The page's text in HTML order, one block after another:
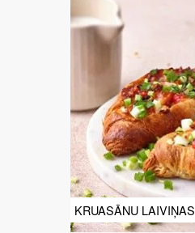
KRUASĀNU LAIVIŅAS